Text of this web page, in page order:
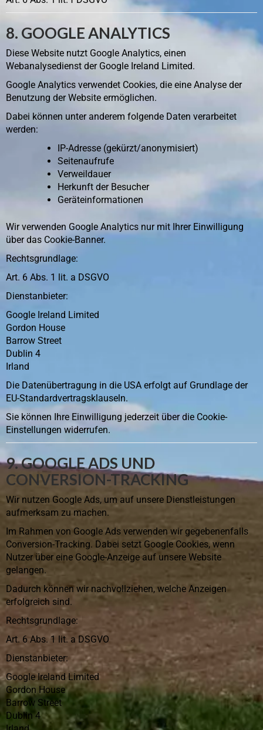
8. GOOGLE ANALYTICS
Diese Website nutzt Google Analytics, einen
Webanalysedienst der Google Ireland Limited.
Google Analytics verwendet Cookies, die eine Analyse der
Benutzung der Website ermöglichen.
Dabei können unter anderem folgende Daten verarbeitet
werden:
IP-Adresse (gekürzt/anonymisiert)
Seitenaufrufe
Verweildauer
Herkunft der Besucher
Geräteinformationen
Wir verwenden Google Analytics nur mit Ihrer Einwilligung
über das Cookie-Banner.
Rechtsgrundlage:
Art. 6 Abs. 1 lit. a DSGVO
Dienstanbieter:
Google Ireland Limited
Gordon House
Barrow Street
Dublin 4
Irland
Die Datenübertragung in die USA erfolgt auf Grundlage der
EU-Standardvertragsklauseln.
Sie können Ihre Einwilligung jederzeit über die Cookie-
Einstellungen widerrufen.
9. GOOGLE ADS UND
CONVERSION-TRACKING
Wir nutzen Google Ads, um auf unsere Dienstleistungen
aufmerksam zu machen.
Im Rahmen von Google Ads verwenden wir gegebenenfalls
Conversion-Tracking. Dabei setzt Google Cookies, wenn
Nutzer über eine Google-Anzeige auf unsere Website
gelangen.
Dadurch können wir nachvollziehen, welche Anzeigen
erfolgreich sind.
Rechtsgrundlage:
Art. 6 Abs. 1 lit. a DSGVO
Dienstanbieter:
Google Ireland Limited
Gordon House
Barrow Street
Dublin 4